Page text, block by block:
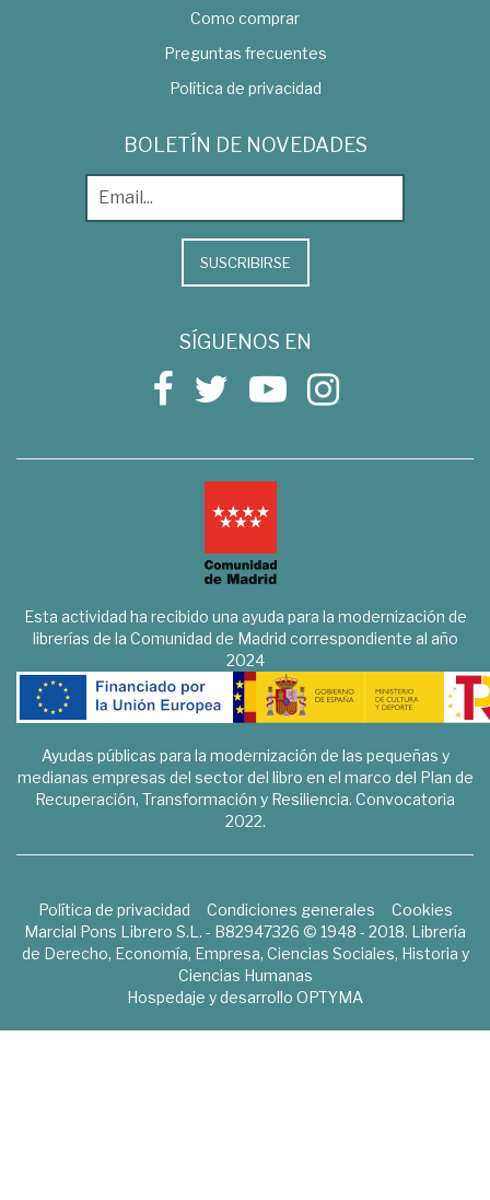
Como comprar
Preguntas frecuentes
Política de privacidad
BOLETÍN DE NOVEDADES
SUSCRIBIRSE
SÍGUENOS EN
Esta actividad ha recibido una ayuda para la modernización de
librerías de la Comunidad de Madrid correspondiente al año
2024
Ayudas públicas para la modernización de las pequeñas y
medianas empresas del sector del libro en el marco del Plan de
Recuperación, Transformación y Resiliencia. Convocatoria
2022.
Política de privacidad Condiciones generales
Cookies
Marcial Pons Librero S.L. - B82947326 © 1948 - 2018. Librería
de Derecho, Economía, Empresa, Ciencias Sociales, Historia y
Ciencias Humanas
Hospedaje y desarrollo OPTYMA